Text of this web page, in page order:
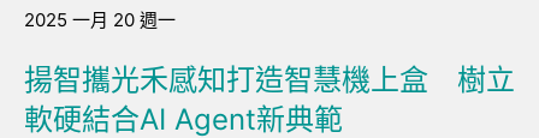
2025 一月 20 週一
揚智攜光禾感知打造智慧機上盒 樹立
軟硬結合AI Agent新典範